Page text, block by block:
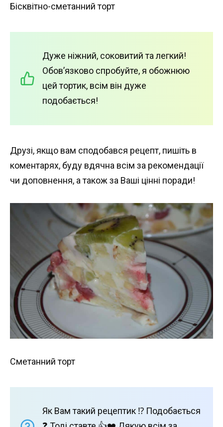
Бісквітно-сметанний торт
Дуже ніжний, соковитий та легкий!
Обов’язково спробуйте, я обожнюю
цей тортик, всім він дуже
подобається!
Друзі, якщо вам сподобався рецепт, пишіть в
коментарях, буду вдячна всім за рекомендації
чи доповнення, а також за Ваші цінні поради!
Сметанний торт
Як Вам такий рецептик ⁉️ Подобається